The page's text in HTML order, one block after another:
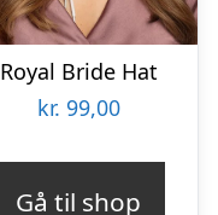
Royal Bride Hat
kr. 99,00
Gå til shop